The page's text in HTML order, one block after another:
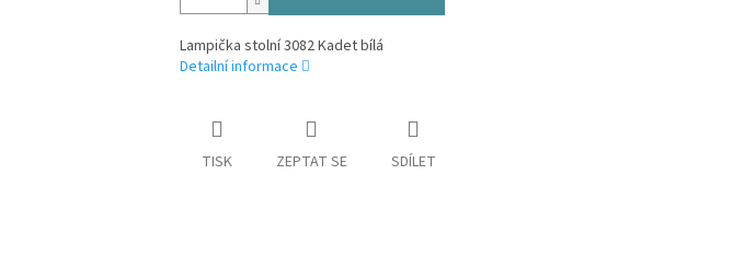
Lampička stolní 3082 Kadet bílá
Detailní informace
TISK ZEPTAT SE SDÍLET